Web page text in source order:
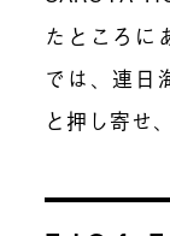
たところに
では、連日
と押し寄せ